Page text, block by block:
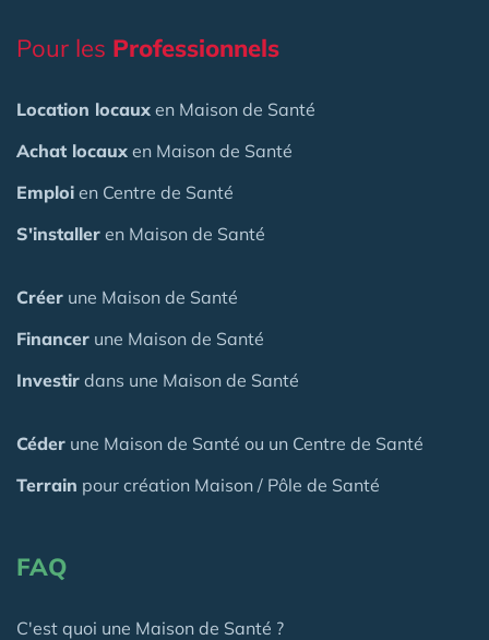
Pour les Professionnels
Location locaux en Maison de Santé
Achat locaux en Maison de Santé
Emploi en Centre de Santé
S'installer en Maison de Santé
Créer une Maison de Santé
Financer une Maison de Santé
Investir dans une Maison de Santé
Céder une Maison de Santé ou un Centre de Santé
Terrain pour création Maison / Pôle de Santé
FAQ
C'est quoi une Maison de Santé ?